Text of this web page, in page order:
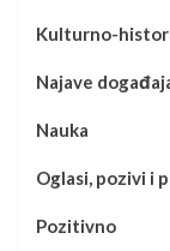
Kulturno-
Najave
Nauka
Oglasi, pozivi i
Pozitivno